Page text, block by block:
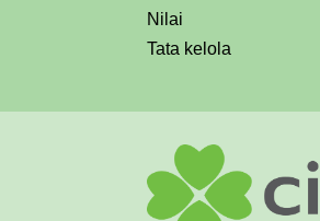
Nilai
Tata kelola